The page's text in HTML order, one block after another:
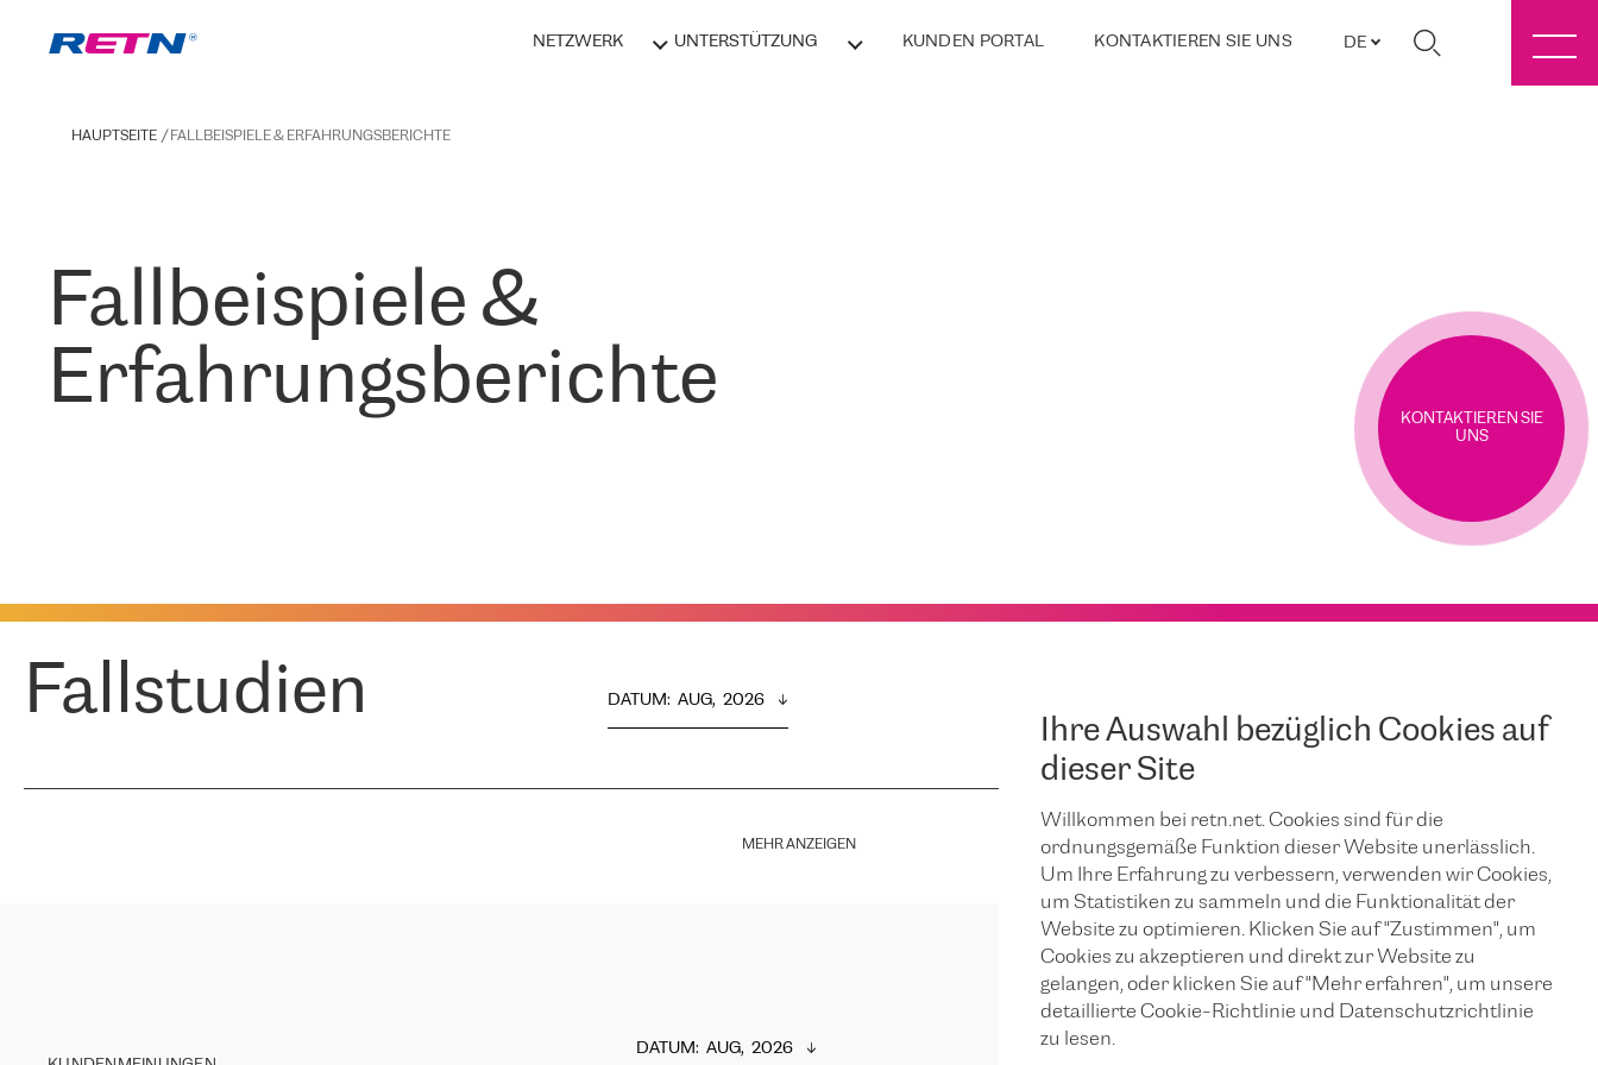
NETZWERK UNTERSTÜTZUNG KUNDEN PORTAL KONTAKTIEREN SIE UNS DE
Ihre Auswahl bezüglich Cookies auf
dieser Site
Willkommen bei retn.net. Cookies sind für die
ordnungsgemäße Funktion dieser Website unerlässlich.
Um Ihre Erfahrung zu verbessern, verwenden wir Cookies,
um Statistiken zu sammeln und die Funktionalität der
Website zu optimieren. Klicken Sie auf "Zustimmen", um
Cookies zu akzeptieren und direkt zur Website zu
gelangen, oder klicken Sie auf "Mehr erfahren", um unsere
detaillierte Cookie-Richtlinie und Datenschutzrichtlinie
zu lesen.
HAUPTSEITE FALLBEISPIELE & ERFAHRUNGSBERICHTE
Fallbeispiele &
Erfahrungsberichte
KONTAKTIEREN SIE
UNS
Fallstudien DATUM: AUG,  2026
MEHR ANZEIGEN
DATUM: AUG,  2026